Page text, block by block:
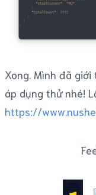
Xong. Mình đã
áp dụng thử nhé!
https://